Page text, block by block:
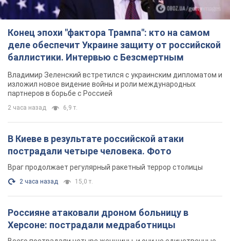
Конец эпохи "фактора Трампа": кто на самом
деле обеспечит Украине защиту от российской
баллистики. Интервью с Безсмертным
Владимир Зеленский встретился с украинским дипломатом и
изложил новое видение войны и роли международных
партнеров в борьбе с Россией
2 часа назад 6,9 т.
В Киеве в результате российской атаки
пострадали четыре человека. Фото
Враг продолжает регулярный ракетный террор столицы
2 часа назад 15,0 т.
Россияне атаковали дроном больницу в
Херсоне: пострадали медработницы